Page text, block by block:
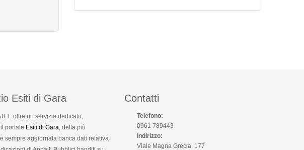
Esiti di Gara
offre un servizio dedicato,
portale Esiti di Gara, della più
sempre aggiornata banca dati relativa
Contatti
Telefono:
0961 789443
Indirizzo:
Viale Magna Grecia, 177